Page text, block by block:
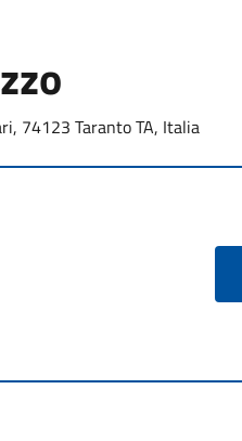
74123 Taranto TA, Italia